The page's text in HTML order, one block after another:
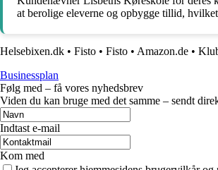
at berolige eleverne og opbygge tillid,
Helsebixen.dk • Fisto • Fisto • Amazon.de •
Businessplan
Følg med – få vores nyhedsbrev
Viden du kan bruge med det samme – sendt
Indtast e-mail
Kom med